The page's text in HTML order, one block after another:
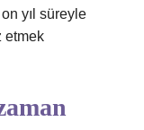
yıl süreyle
etmek